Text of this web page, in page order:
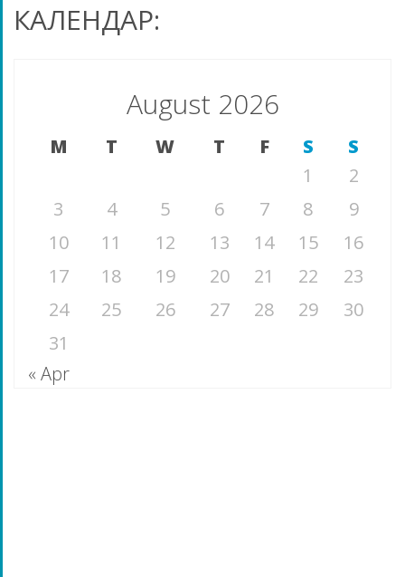
КАЛЕНДАР:
August 2026
M T W T F S
S
1
2
3
4 5 6 7 8
9
10
11 12 13 14 15
16
17
18 19 20 21 22
23
24
25 26 27 28 29
30
31
« Apr